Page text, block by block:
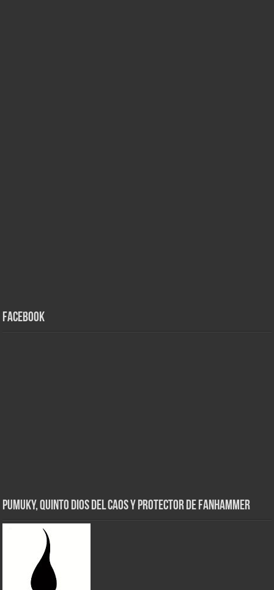
Facebook
Pumuky, Quinto Dios del Caos y Protector de FanHammer